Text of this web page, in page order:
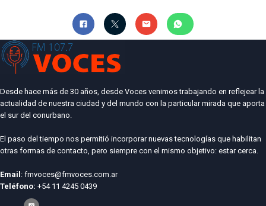
Desde hace más de 30 años, desde Voces venimos trabajando en reflejear la
actualidad de nuestra ciudad y del mundo con la particular mirada que aporta
el sur del conurbano.
El paso del tiempo nos permitió incorporar nuevas tecnologías que habilitan
otras formas de contacto, pero siempre con el mismo objetivo: estar cerca.
Email : fmvoces@fmvoces.com.ar
Teléfono: +54 11 4245 0439